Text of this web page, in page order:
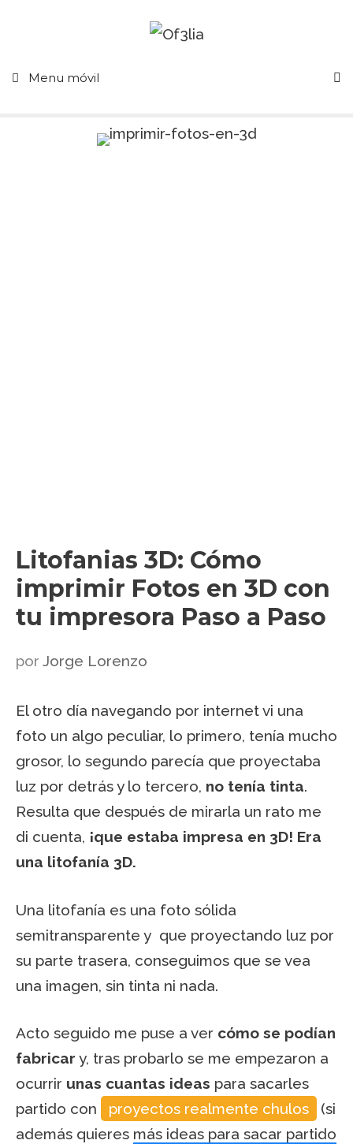
Menu móvil
Litofanias 3D: Cómo
imprimir Fotos en 3D con
tu impresora Paso a Paso
por Jorge Lorenzo
El otro día navegando por internet vi una
foto un algo peculiar, lo primero, tenía mucho
grosor, lo segundo parecía que proyectaba
luz por detrás y lo tercero, no tenía tinta.
Resulta que después de mirarla un rato me
di cuenta, ¡que estaba impresa en 3D! Era
una litofanía 3D.
Una litofanía es una foto sólida
semitransparente y que proyectando luz por
su parte trasera, conseguimos que se vea
una imagen, sin tinta ni nada.
Acto seguido me puse a ver cómo se podían
fabricar y, tras probarlo se me empezaron a
ocurrir unas cuantas ideas para sacarles
partido con
proyectos realmente chulos
(si
además quieres más ideas para sacar partido